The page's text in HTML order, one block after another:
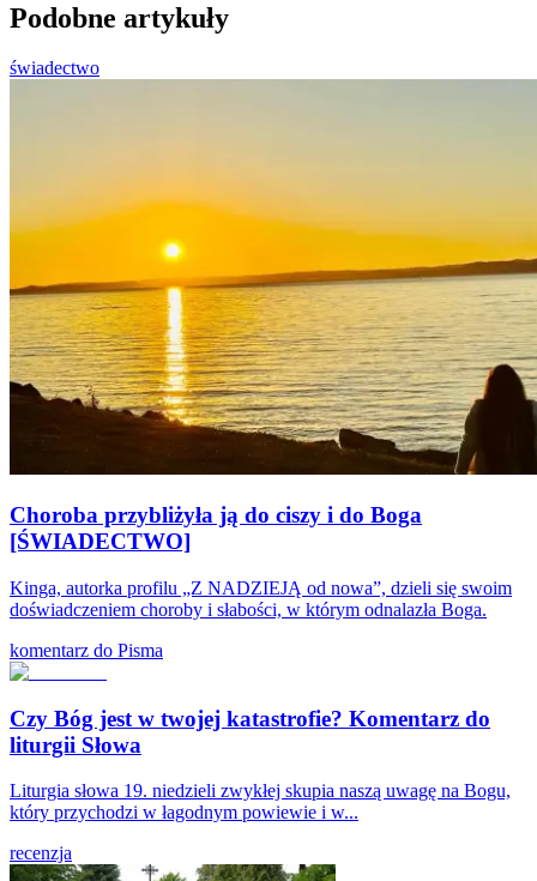
Podobne artykuły
świadectwo
Choroba przybliżyła ją do ciszy i do Boga
[ŚWIADECTWO]
Kinga, autorka profilu „Z NADZIEJĄ od nowa”, dzieli się swoim
doświadczeniem choroby i słabości, w którym odnalazła Boga.
komentarz do Pisma
Czy Bóg jest w twojej katastrofie? Komentarz do
liturgii Słowa
Liturgia słowa 19. niedzieli zwykłej skupia naszą uwagę na Bogu,
który przychodzi w łagodnym powiewie i w...
recenzja